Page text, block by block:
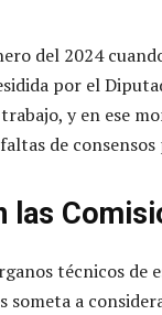
del 2024
por el
y en ese
de
las
técnicos de
someta a